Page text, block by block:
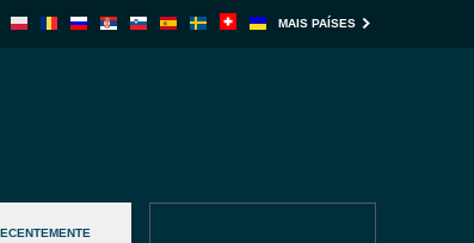
MAIS PAÍSES